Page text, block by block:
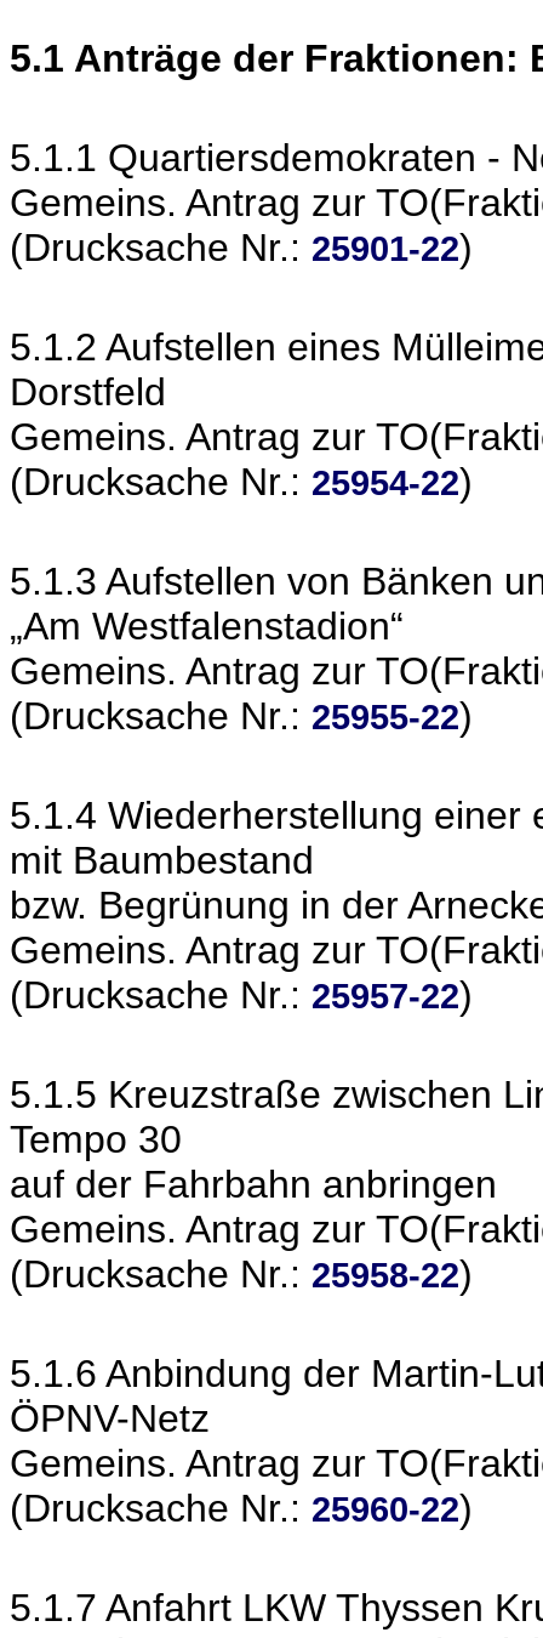
5.1 Anträge der Fraktionen:
5.1.1 Quartiersdemokraten -
Gemeins. Antrag zur
(Drucksache Nr.: 25901-22)
5.1.2 Aufstellen eines
Dorstfeld
Gemeins. Antrag zur
(Drucksache Nr.: 25954-22)
5.1.3 Aufstellen von Bänken
„Am Westfalenstadion“
Gemeins. Antrag zur
(Drucksache Nr.: 25955-22)
5.1.4 Wiederherstellung einer
mit Baumbestand
bzw. Begrünung in der
Gemeins. Antrag zur
(Drucksache Nr.: 25957-22)
5.1.5 Kreuzstraße zwischen
Tempo 30
auf der Fahrbahn anbringen
Gemeins. Antrag zur
(Drucksache Nr.: 25958-22)
5.1.6 Anbindung der Martin-
ÖPNV-Netz
Gemeins. Antrag zur
(Drucksache Nr.: 25960-22)
5.1.7 Anfahrt LKW Thyssen